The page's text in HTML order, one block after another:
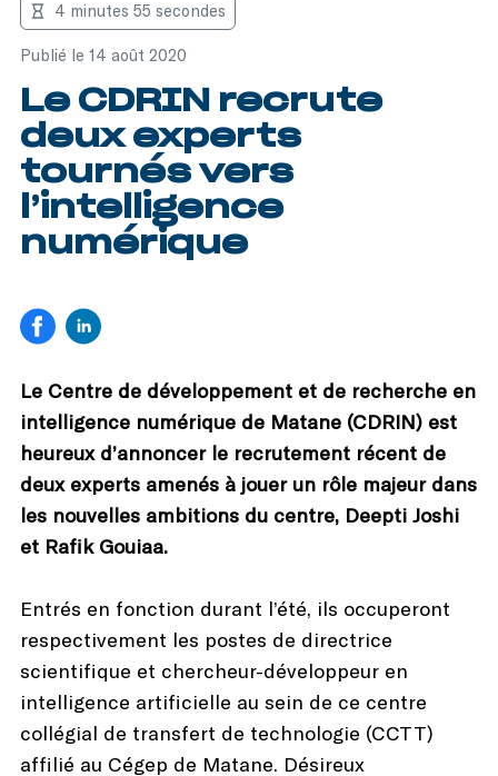
Publié le 14 août 2020
4 minutes 55 secondes
Le CDRIN recrute
deux experts
tournés vers
l’intelligence
numérique
Le Centre de développement et de recherche en
intelligence numérique de Matane (CDRIN) est
heureux d’annoncer le recrutement récent de
deux experts amenés à jouer un rôle majeur dans
les nouvelles ambitions du centre, Deepti Joshi
et Rafik Gouiaa.
Entrés en fonction durant l’été, ils occuperont
respectivement les postes de directrice
scientifique et chercheur-développeur en
intelligence artificielle au sein de ce centre
collégial de transfert de technologie (CCTT)
affilié au Cégep de Matane. Désireux